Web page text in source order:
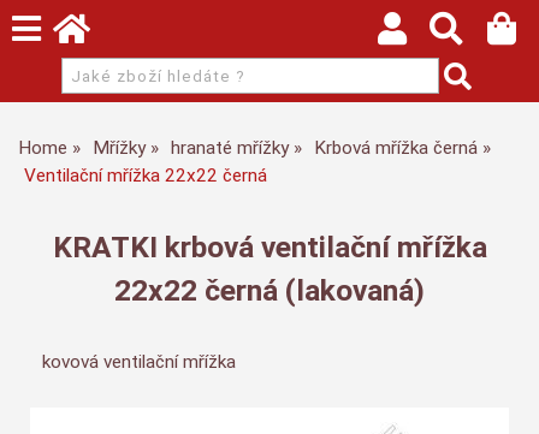
Home Mřížky hranaté mřížky
Krbová mřížka černá
Ventilační mřížka 22x22 černá
KRATKI krbová ventilační mřížka
22x22 černá (lakovaná)
kovová ventilační mřížka